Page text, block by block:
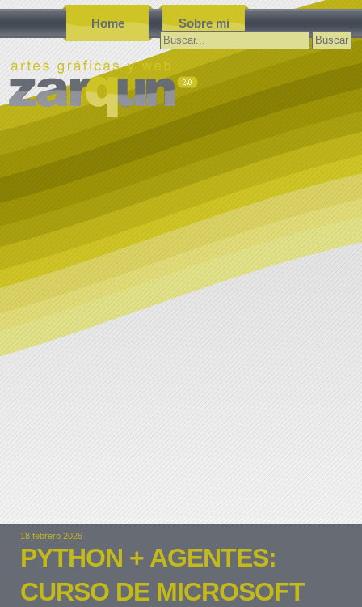
Home Sobre mi
Buscar:
18 febrero 2026
PYTHON + AGENTES:
CURSO DE MICROSOFT